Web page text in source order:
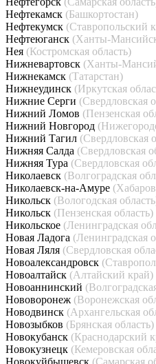
Нефтекамск (Башкортостан)
Нефтекумск (Ставропольский
Нефтеюганск (Ханты-
Нея (Костромская область)
Нижневартовск (Ханты-
Нижнекамск (Татарстан)
Нижнеудинск (Иркутская
Нижние Серги (Свердловская
Нижний Ломов (Пензенская
Нижний Новгород
Нижний Тагил (Свердловская
Нижняя Салда (Свердловская
Нижняя Тура (Свердловская
Николаевск (Волгоградская
Николаевск-на-Амуре
Никольск (Вологодская
Никольск (Пензенская область)
Никольское (Ленинградская
Новая Ладога (Ленинградская
Новая Ляля (Свердловская
Новоалександровск
Новоалтайск (Алтайский край)
Новоаннинский
Нововоронеж (Воронежская
Новодвинск (Архангельская
Новозыбков (Брянская область)
Новокубанск (Краснодарский
Новокузнецк (Кемеровская